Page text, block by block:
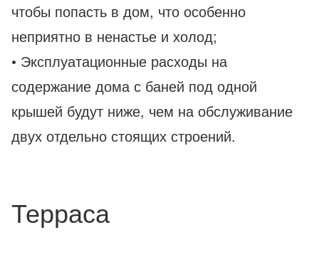
чтобы попасть в дом, что особенно
неприятно в ненастье и холод;
• Эксплуатационные расходы на
содержание дома с баней под одной
крышей будут ниже, чем на обслуживание
двух отдельно стоящих строений.
Терраса